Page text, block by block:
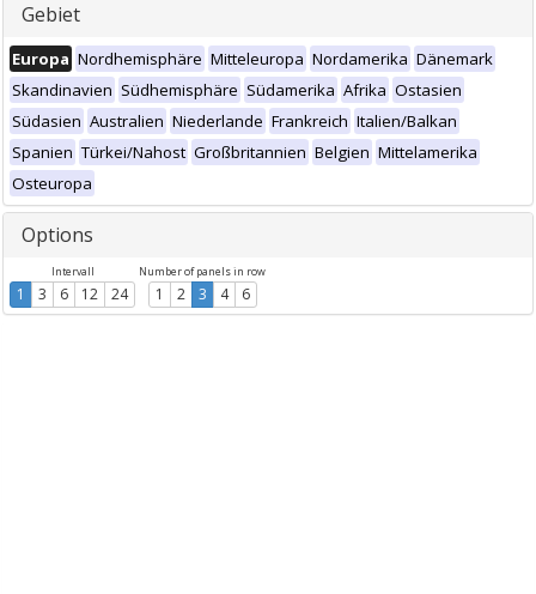
Gebiet
Europa Nordhemisphäre Mitteleuropa Nordamerika Dänemark
Skandinavien Südhemisphäre Südamerika Afrika Ostasien
Südasien Australien Niederlande Frankreich Italien/Balkan
Spanien Türkei/Nahost Großbritannien Belgien Mittelamerika
Osteuropa
Options
Intervall
1 3 6 12 24
Number of panels in row
1 2 3 4 6